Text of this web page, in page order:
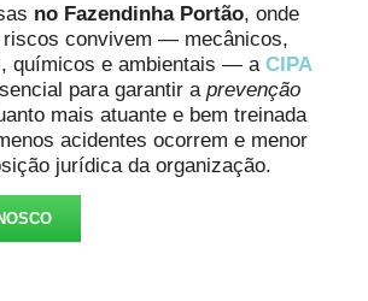
no Fazendinha Portão, onde
riscos convivem — mecânicos,
químicos e ambientais — a CIPA
para garantir a prevenção
mais atuante e bem treinada
acidentes ocorrem e menor
jurídica da organização.